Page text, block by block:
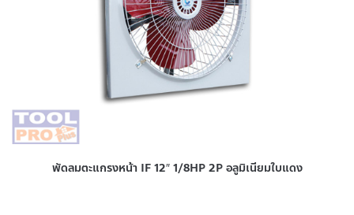
พัดลมตะแกรงหน้า IF 12″ 1/8HP 2P อลูมิเนียมใบแดง